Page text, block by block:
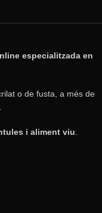
especialitzada en
o de fusta, a més de
i aliment viu.